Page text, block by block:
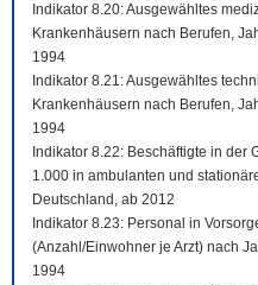
Indikator 8.20: Ausgewähltes
Krankenhäusern nach Berufen,
1994
Indikator 8.21: Ausgewähltes
Krankenhäusern nach Berufen,
1994
Indikator 8.22: Beschäftigte in der
1.000 in ambulanten und
Deutschland, ab 2012
Indikator 8.23: Personal in
(Anzahl/Einwohner je Arzt) nach
1994